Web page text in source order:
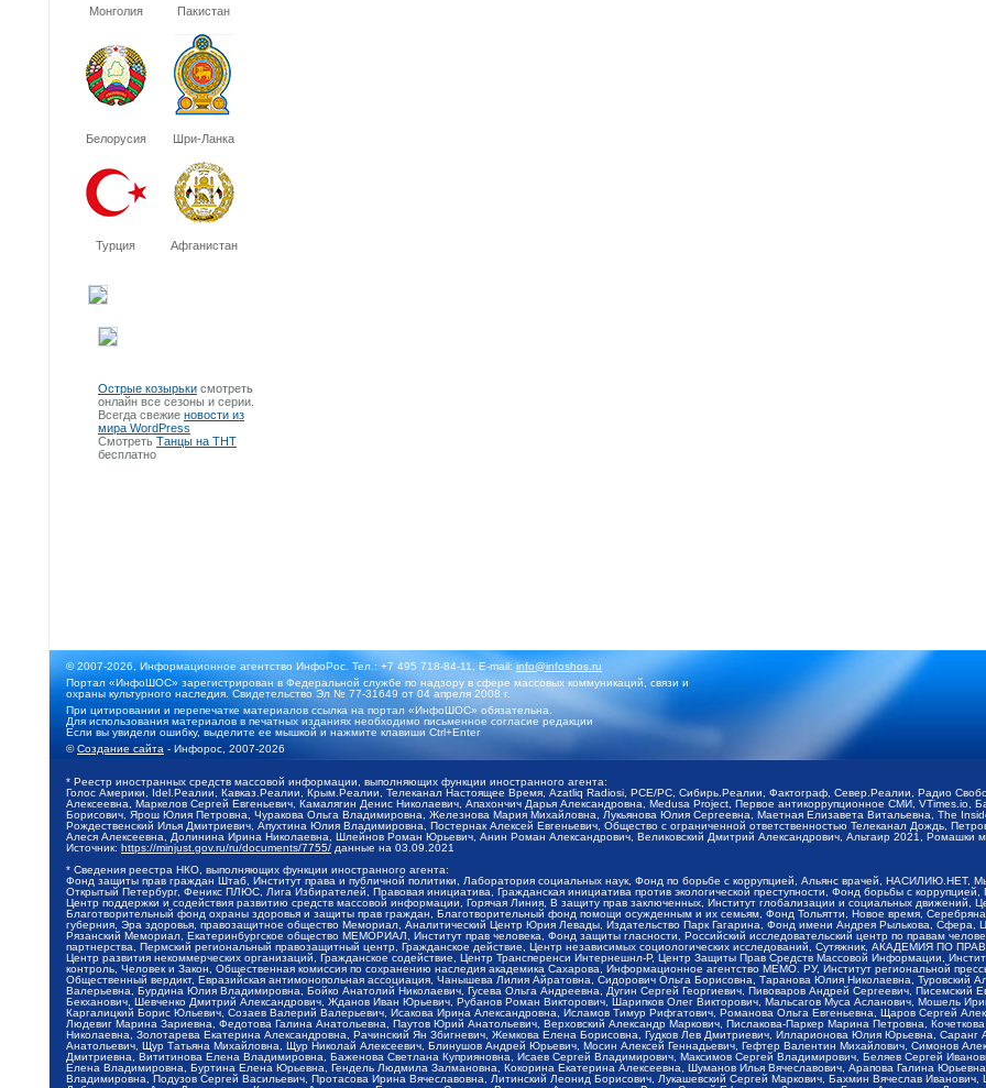
Монголия Пакистан
Белорусия Шри-Ланка
Турция Афганистан
Острые козырьки смотреть
онлайн все сезоны и серии.
Всегда свежие новости из
мира WordPress
Смотреть Танцы на ТНТ
бесплатно
© 2007-2026, Информационное агентство ИнфоРос. Тел.: +7 495 718-84-11, E-mail:info@infoshos.ru
Портал «ИнфоШОС» зарегистрирован в Федеральной службе по надзору в сфере массовых коммуникаций, связи и
охраны культурного наследия. Свидетельство Эл № 77-31649 от 04 апреля 2008 г.
При цитировании и перепечатке материалов ссылка на портал «ИнфоШОС» обязательна.
Для использования материалов в печатных изданиях необходимо письменное согласие редакции
Если вы увидели ошибку, выделите ее мышкой и нажмите клавиши Ctrl+Enter
©Создание сайта - Инфорос, 2007-2026
* Реестр иностранных средств массовой информации, выполняющих функции иностранного агента:
Голос Америки, Idel.Реалии, Кавказ.Реалии, Крым.Реалии, Телеканал Настоящее Время, Azatliq Radiosi, PCE/PC, Сибирь.Реалии, Фактограф, Север.Реалии, Радио
Алексеевна, Маркелов Сергей Евгеньевич, Камалягин Денис Николаевич, Апахончич Дарья Александровна, Medusa Project, Первое антикоррупционное СМИ,
Борисович, Ярош Юлия Петровна, Чуракова Ольга Владимировна, Железнова Мария Михайловна, Лукьянова Юлия Сергеевна, Маетная Елизавета Витальевна, The
Рождественский Илья Дмитриевич, Апухтина Юлия Владимировна, Постернак Алексей Евгеньевич, Общество с ограниченной ответственностью Телеканал Дождь,
Алеся Алексеевна, Долинина Ирина Николаевна, Шлейнов Роман Юрьевич, Анин Роман Александрович, Великовский Дмитрий Александрович, Альтаир 2021, Ромашки
Источник: https://minjust.gov.ru/ru/documents/7755/ данные на 03.09.2021
* Сведения реестра НКО, выполняющих функции иностранного агента:
Фонд защиты прав граждан Штаб, Институт права и публичной политики, Лаборатория социальных наук, Фонд по борьбе с коррупцией, Альянс врачей,
Открытый Петербург, Феникс ПЛЮС, Лига Избирателей, Правовая инициатива, Гражданская инициатива против экологической преступности, Фонд борьбы с
Центр поддержки и содействия развитию средств массовой информации, Горячая Линия, В защиту прав заключенных, Институт глобализации и социальных
Благотворительный фонд охраны здоровья и защиты прав граждан, Благотворительный фонд помощи осужденным и их семьям, Фонд Тольятти, Новое время,
губерния, Эра здоровья, правозащитное общество Мемориал, Аналитический Центр Юрия Левады, Издательство Парк Гагарина, Фонд имени Андрея Рылькова,
Рязанский Мемориал, Екатеринбургское общество МЕМОРИАЛ, Институт прав человека, Фонд защиты гласности, Российский исследовательский центр по правам
партнерства, Пермский региональный правозащитный центр, Гражданское действие, Центр независимых социологических исследований, Сутяжник, АКАДЕМИЯ ПО
Центр развития некоммерческих организаций, Гражданское содействие, Центр Трансперенси Интернешнл-Р, Центр Защиты Прав Средств Массовой Информации,
контроль, Человек и Закон, Общественная комиссия по сохранению наследия академика Сахарова, Информационное агентство МЕМО. РУ, Институт региональной
Общественный вердикт, Евразийская антимонопольная ассоциация, Чанышева Лилия Айратовна, Сидорович Ольга Борисовна, Таранова Юлия Николаевна, Туровский
Валерьевна, Бурдина Юлия Владимировна, Бойко Анатолий Николаевич, Гусева Ольга Андреевна, Дугин Сергей Георгиевич, Пивоваров Андрей Сергеевич, Писемский
Бекханович, Шевченко Дмитрий Александрович, Жданов Иван Юрьевич, Рубанов Роман Викторович, Шарипков Олег Викторович, Мальсагов Муса Асланович, Мошель
Каргалицкий Борис Юльевич, Созаев Валерий Валерьевич, Исакова Ирина Александровна, Исламов Тимур Рифгатович, Романова Ольга Евгеньевна, Щаров Сергей
Людевиг Марина Зариевна, Федотова Галина Анатольевна, Паутов Юрий Анатольевич, Верховский Александр Маркович, Пислакова-Паркер Марина Петровна,
Николаевна, Золотарева Екатерина Александровна, Рачинский Ян Збигневич, Жемкова Елена Борисовна, Гудков Лев Дмитриевич, Илларионова Юлия Юрьевна,
Анатольевич, Щур Татьяна Михайловна, Щур Николай Алексеевич, Блинушов Андрей Юрьевич, Мосин Алексей Геннадьевич, Гефтер Валентин Михайлович, Симонов
Дмитриевна, Вититинова Елена Владимировна, Баженова Светлана Куприяновна, Исаев Сергей Владимирович, Максимов Сергей Владимирович, Беляев Сергей
Елена Владимировна, Буртина Елена Юрьевна, Гендель Людмила Залмановна, Кокорина Екатерина Алексеевна, Шуманов Илья Вячеславович, Арапова Галина
Владимировна, Подузов Сергей Васильевич, Протасова Ирина Вячеславовна, Литинский Леонид Борисович, Лукашевский Сергей Маркович, Бахмин Вячеслав